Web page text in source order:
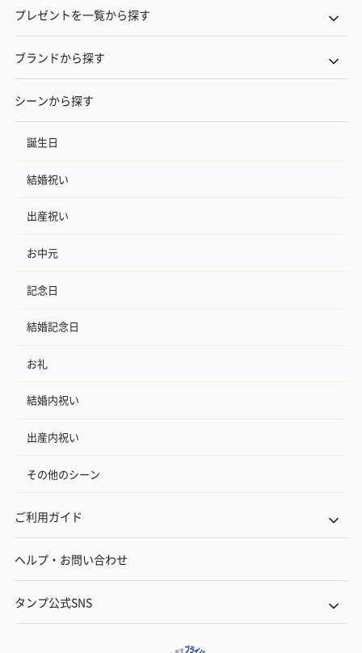
プレゼントを一覧から探す
ブランドから探す
シーンから探す
誕生日
結婚祝い
出産祝い
お中元
記念日
結婚記念日
お礼
結婚内祝い
出産内祝い
その他のシーン
ご利用ガイド
ヘルプ・お問い合わせ
タンプ公式SNS